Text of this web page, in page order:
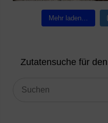
Mehr laden…
Zutatensuche für